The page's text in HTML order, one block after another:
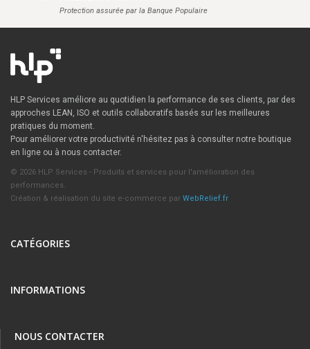
Protection assurée par la Banque Populaire
HLP Services améliore au quotidien la performance de ses clients, par des
approches LEAN, ISO et outils collaboratifs basés sur les meilleures
pratiques du moment.
Pour améliorer votre productivité n'hésitez pas à consulter notre boutique
en ligne ou à nous contacter.
© 2026 HLP Services - Produits et services pour l'amélioration des
performances.
Création & réalisation du site e-commerce par WebRelief.fr
CATÉGORIES
INFORMATIONS
NOUS CONTACTER